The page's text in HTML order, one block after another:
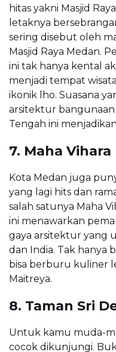
hitas yakni Masjid
letaknya
sering disebut oleh
Masjid Raya Medan.
ini tak hanya kental
menjadi tempat
ikonik lho. Suasana
arsitektur bangunaan
Tengah ini
7. Maha
Kota Medan juga
yang lagi hits dan
salah satunya Maha
ini menawarkan
gaya arsitektur yang
dan India. Tak hanya
bisa berburu kuliner
Maitreya.
8. Taman Sri
Untuk kamu muda-
cocok dikunjungi.